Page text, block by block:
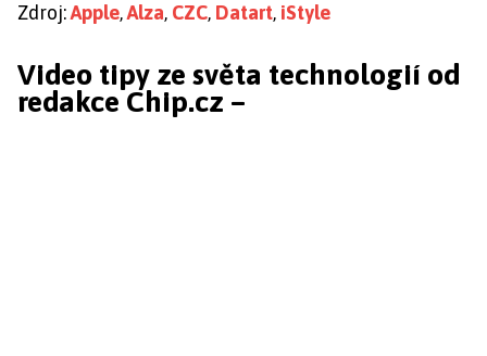
Zdroj:Apple,Alza, CZC, Datart, iStyle
Video tipy ze světa technologií od
redakce Chip.cz –